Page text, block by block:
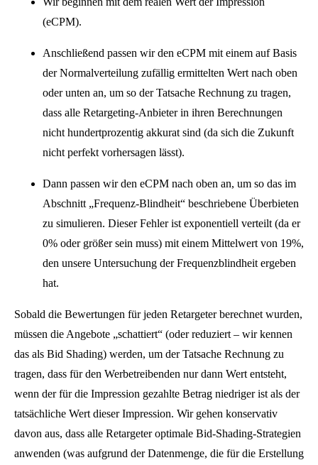
(eCPM).
Anschließend passen wir den eCPM mit einem auf Basis
der Normalverteilung zufällig ermittelten Wert nach oben
oder unten an, um so der Tatsache Rechnung zu tragen,
dass alle Retargeting-Anbieter in ihren Berechnungen
nicht hundertprozentig akkurat sind (da sich die Zukunft
nicht perfekt vorhersagen lässt).
Dann passen wir den eCPM nach oben an, um so das im
Abschnitt „Frequenz-Blindheit“ beschriebene Überbieten
zu simulieren. Dieser Fehler ist exponentiell verteilt (da er
0% oder größer sein muss) mit einem Mittelwert von 19%,
den unsere Untersuchung der Frequenzblindheit ergeben
hat.
Sobald die Bewertungen für jeden Retargeter berechnet wurden,
müssen die Angebote „schattiert“ (oder reduziert – wir kennen
das als Bid Shading) werden, um der Tatsache Rechnung zu
tragen, dass für den Werbetreibenden nur dann Wert entsteht,
wenn der für die Impression gezahlte Betrag niedriger ist als der
tatsächliche Wert dieser Impression. Wir gehen konservativ
davon aus, dass alle Retargeter optimale Bid-Shading-Strategien
anwenden (was aufgrund der Datenmenge, die für die Erstellung